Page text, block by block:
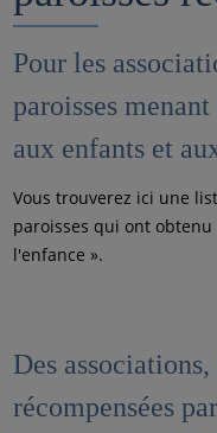
Pour les
paroisses
aux enfants et
Vous trouverez ici une
paroisses qui ont
l'enfance ».
Des
récompensées